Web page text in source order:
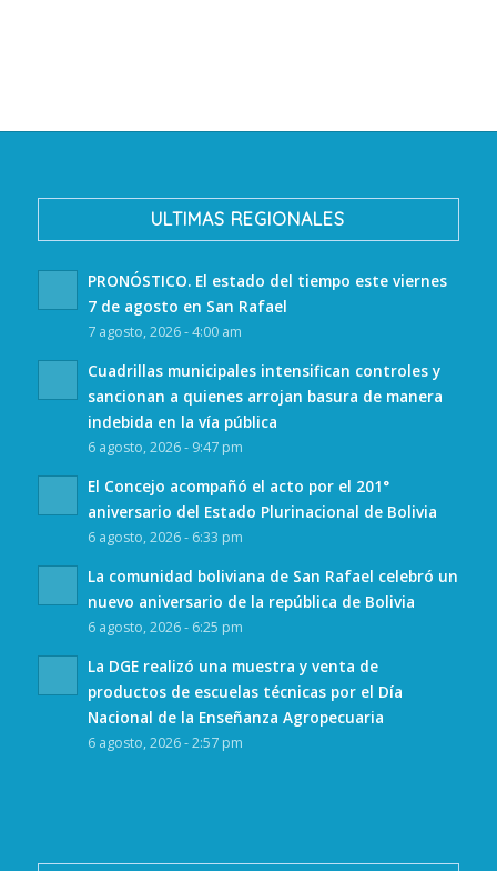
ULTIMAS REGIONALES
PRONÓSTICO. El estado del tiempo este viernes
7 de agosto en San Rafael
7 agosto, 2026 - 4:00 am
Cuadrillas municipales intensifican controles y
sancionan a quienes arrojan basura de manera
indebida en la vía pública
6 agosto, 2026 - 9:47 pm
El Concejo acompañó el acto por el 201°
aniversario del Estado Plurinacional de Bolivia
6 agosto, 2026 - 6:33 pm
La comunidad boliviana de San Rafael celebró un
nuevo aniversario de la república de Bolivia
6 agosto, 2026 - 6:25 pm
La DGE realizó una muestra y venta de
productos de escuelas técnicas por el Día
Nacional de la Enseñanza Agropecuaria
6 agosto, 2026 - 2:57 pm